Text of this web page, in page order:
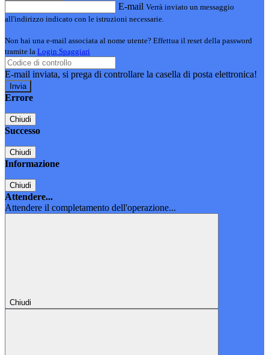
E-mail Verrà inviato un messaggio
all'indirizzo indicato con le istruzioni necessarie.
Non hai una e-mail associata al nome utente? Effettua il reset della password
tramite la Login Spaggiari
E-mail inviata, si prega di controllare la casella di posta elettronica!
Errore
Chiudi
Successo
Chiudi
Informazione
Chiudi
Attendere...
Attendere il completamento dell'operazione...
Chiudi